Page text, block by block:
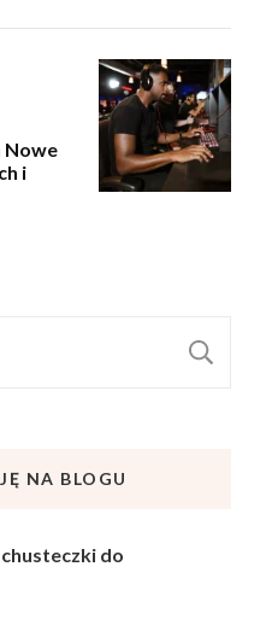
Nowe
i
NA BLOGU
do